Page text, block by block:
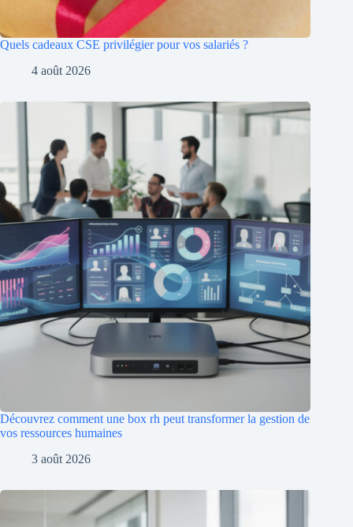
Quels cadeaux CSE privilégier pour vos salariés ?
4 août 2026
Découvrez comment une box rh peut transformer la gestion de
vos ressources humaines
3 août 2026